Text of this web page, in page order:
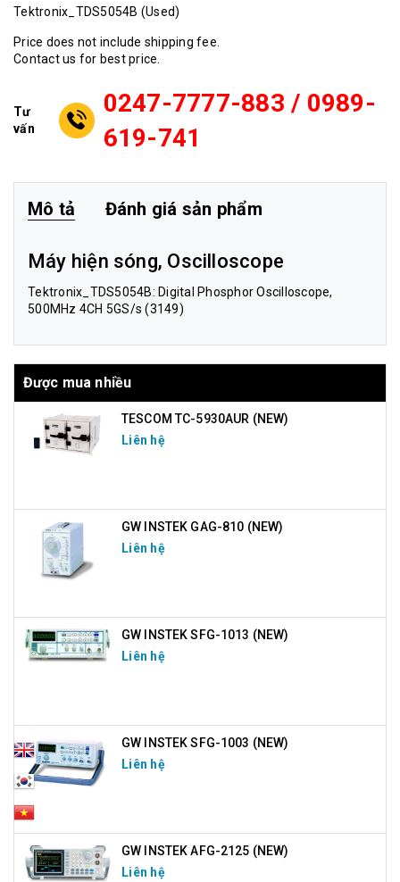
Tektronix_TDS5054B (Used)
Price does not include shipping fee.
Contact us for best price.
Tư
vấn
0247-7777-883 / 0989-
619-741
Mô tả Đánh giá sản phẩm
Máy hiện sóng, Oscilloscope
Tektronix_TDS5054B: Digital Phosphor Oscilloscope,
500MHz 4CH 5GS/s (3149)
Được mua nhiều
TESCOM TC-5930AUR (NEW)
Liên hệ
GW INSTEK GAG-810 (NEW)
Liên hệ
GW INSTEK SFG-1013 (NEW)
Liên hệ
GW INSTEK SFG-1003 (NEW)
Liên hệ
GW INSTEK AFG-2125 (NEW)
Liên hệ